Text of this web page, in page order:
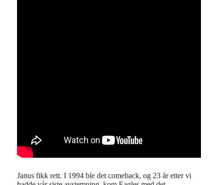
Janus fikk rett. I 1994 ble det comeback, og 23 år etter vi